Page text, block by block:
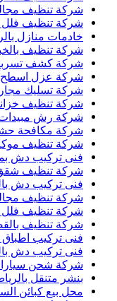
شركة تنظيف
شركة تنظيف فلل
خادمات منازل
شركة تنظيف
شركة كشف
شركة عزل اسطح
شركة تسليك
شركة تنظيف
شركة رش مبيدات
شركة مكافحة
شركة تنظيف
فنى تركيب دش
شركة تنظيف
فنى تركيب دش
شركة تنظيف
شركة تنظيف فلل
شركة تنظيف
فنى تركيب اطباق
فنى تركيب دش
شركة شحن
بنشر متنقل
محل بيع كبائن